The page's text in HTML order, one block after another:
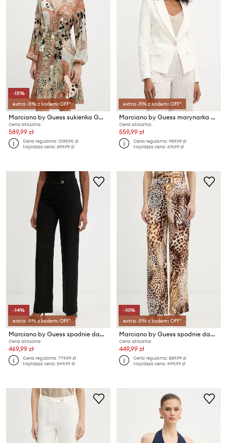
-15%
extra -5% z kodem: OFF*
Marciano by Guess sukienka GWENDA
Cena aktualna:
589,99 zł
Cena regularna:1089,90 zł
Najniższa cena:699,99 zł
extra -5% z kodem: OFF*
Marciano by Guess marynarka damska GRETHA
Cena aktualna:
559,99 zł
Cena regularna:989,99 zł
Najniższa cena:619,99 zł
-14%
extra -5% z kodem: OFF*
Marciano by Guess spodnie damskie z wiskozy GRETHA
Cena aktualna:
469,99 zł
Cena regularna:779,99 zł
Najniższa cena:549,99 zł
-10%
extra -5% z kodem: OFF*
Marciano by Guess spodnie damskie z wiskozy GISELLE
Cena aktualna:
449,99 zł
Cena regularna:889,99 zł
Najniższa cena:499,99 zł